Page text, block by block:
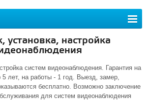
установка, настройка
систем видеонаблюдения. Гарантия на
5 лет, на работы - 1 год. Выезд, замер,
бесплатно. Возможно заключение
для систем видеонаблюдения